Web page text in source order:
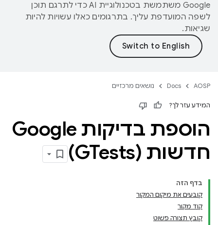
‫Google משתמשת בטכנולוגיית AI כדי לתרגם תוכן
לשפה המועדפת עליך. בתרגומים כאלו עשויות להיות
שגיאות.
AOSP
Docs נושאים מרכזיים
המידע עזר לך?
הוספת בדיקות Google
חדשות (GTests)
בדף הזה
קובעים את מיקום המקור
קוד מקור
קובץ תצורה פשוט